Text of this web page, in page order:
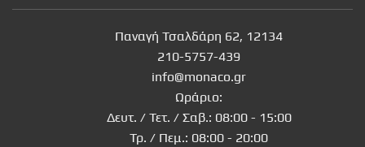
Παναγή Τσαλδάρη 62, 12134
210-5757-439
info@monaco.gr
Ωράριο:
Δευτ. / Τετ. / Σαβ.: 08:00 - 15:00
Τρ. / Πεμ.: 08:00 - 20:00